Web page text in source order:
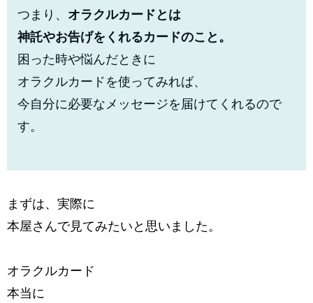
つまり、 オラクルカードとは
神託やお告げをくれるカードのこと。
困った時や悩んだときに
オラクルカードを使ってみれば、
今自分に必要なメッセージを届けてくれるので
す。
まずは、実際に
本屋さんで見てみたいと思いました。
オラクルカード
本当に